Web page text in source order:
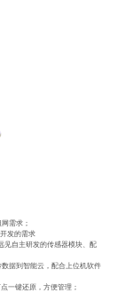
需求；
发的需求
见自主研发的传感器模块、配
据到智能云，配合上位机软件
一键还原，方便管理；